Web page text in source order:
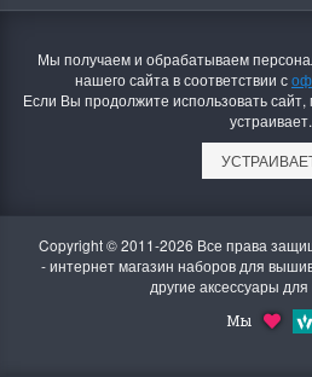
Мы получаем и обрабатываем
нашего сайта в соответствии с
Если Вы продолжите использовать
устраивает.
Copyright © 2011-2026 Все права
- интернет магазин наборов для
другие аксессуары
Мы